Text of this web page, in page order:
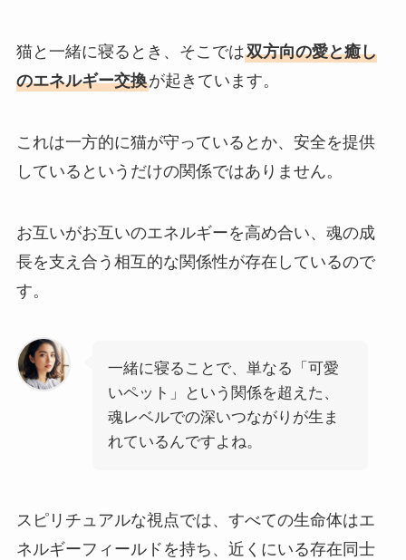
猫と一緒に寝るとき、そこでは双方向の愛と癒し
のエネルギー交換が起きています。
これは一方的に猫が守っているとか、安全を提供
しているというだけの関係ではありません。
お互いがお互いのエネルギーを高め合い、魂の成
長を支え合う相互的な関係性が存在しているので
す。
一緒に寝ることで、単なる「可愛
いペット」という関係を超えた、
魂レベルでの深いつながりが生ま
れているんですよね。
スピリチュアルな視点では、すべての生命体はエ
ネルギーフィールドを持ち、近くにいる存在同士